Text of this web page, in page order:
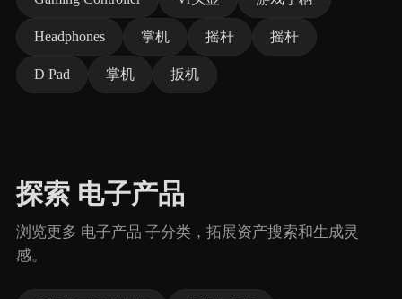
Headphones 掌机 摇杆 摇杆
D Pad 掌机 扳机
探索 电子产品
浏览更多 电子产品 子分类，拓展资产搜索和生成灵
感。